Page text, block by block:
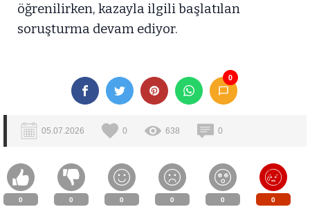
öğrenilirken, kazayla ilgili başlatılan
soruşturma devam ediyor.
0
05.07.2026 0 638 0
0 0 0 0 0 0